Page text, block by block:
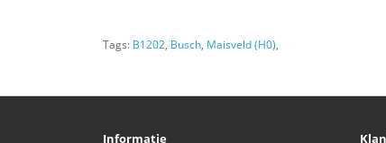
Tags: B1202, Busch, Maisveld (H0),
Informatie